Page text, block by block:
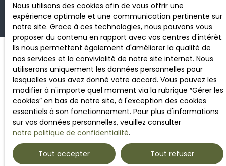
Nous utilisons des cookies afin de vous offrir une
expérience optimale et une communication pertinente sur
notre site. Grace à ces technologies, nous pouvons vous
proposer du contenu en rapport avec vos centres d'intérêt.
Ils nous permettent également d'améliorer la qualité de
nos services et la convivialité de notre site internet. Nous
utiliserons uniquement les données personnelles pour
lesquelles vous avez donné votre accord. Vous pouvez les
modifier à n'importe quel moment via la rubrique ″Gérer les
cookies″ en bas de notre site, à l'exception des cookies
essentiels à son fonctionnement. Pour plus d'informations
sur vos données personnelles, veuillez consulter
notre politique de confidentialité.
Tout accepter Tout refuser